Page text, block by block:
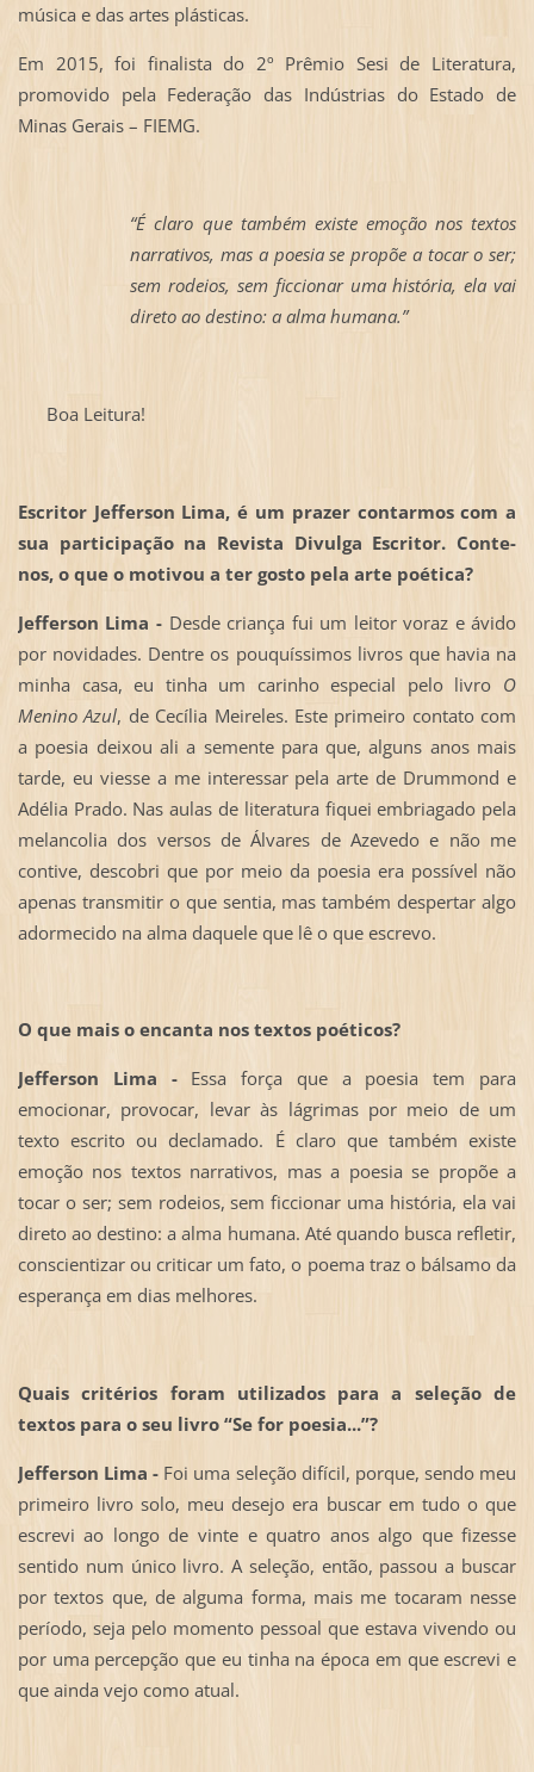
música e das artes plásticas.
Em 2015, foi finalista do 2º Prêmio Sesi de Literatura,
promovido pela Federação das Indústrias do Estado de
Minas Gerais – FIEMG.
“É claro que também existe emoção nos textos
narrativos, mas a poesia se propõe a tocar o ser;
sem rodeios, sem ficcionar uma história, ela vai
direto ao destino: a alma humana.”
Boa Leitura!
Escritor Jefferson Lima, é um prazer contarmos com a
sua participação na Revista Divulga Escritor. Conte-
nos, o que o motivou a ter gosto pela arte poética?
Jefferson Lima - Desde criança fui um leitor voraz e ávido
por novidades. Dentre os pouquíssimos livros que havia na
minha casa, eu tinha um carinho especial pelo livro O
Menino Azul, de Cecília Meireles. Este primeiro contato com
a poesia deixou ali a semente para que, alguns anos mais
tarde, eu viesse a me interessar pela arte de Drummond e
Adélia Prado. Nas aulas de literatura fiquei embriagado pela
melancolia dos versos de Álvares de Azevedo e não me
contive, descobri que por meio da poesia era possível não
apenas transmitir o que sentia, mas também despertar algo
adormecido na alma daquele que lê o que escrevo.
O que mais o encanta nos textos poéticos?
Jefferson Lima -Essa força que a poesia tem para
emocionar, provocar, levar às lágrimas por meio de um
texto escrito ou declamado. É claro que também existe
emoção nos textos narrativos, mas a poesia se propõe a
tocar o ser; sem rodeios, sem ficcionar uma história, ela vai
direto ao destino: a alma humana. Até quando busca refletir,
conscientizar ou criticar um fato, o poema traz o bálsamo da
esperança em dias melhores.
Quais critérios foram utilizados para a seleção de
textos para o seu livro “Se for poesia...”?
Jefferson Lima - Foi uma seleção difícil, porque, sendo meu
primeiro livro solo, meu desejo era buscar em tudo o que
escrevi ao longo de vinte e quatro anos algo que fizesse
sentido num único livro. A seleção, então, passou a buscar
por textos que, de alguma forma, mais me tocaram nesse
período, seja pelo momento pessoal que estava vivendo ou
por uma percepção que eu tinha na época em que escrevi e
que ainda vejo como atual.